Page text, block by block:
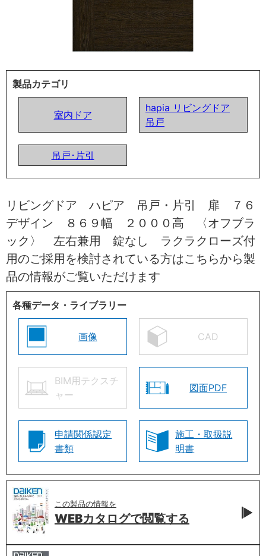
製品カテゴリ
室内ドア
hapia リビングドア
吊戸
吊戸･片引
リビングドア ハピア 吊戸・片引 扉 ７６
デザイン ８６９幅 ２０００高 〈オフブラ
ック〉 左右兼用 錠なし ラクラクローズ付
用のご採用を検討されている方はこちらから製
品の情報がご覧いただけます
各種データ・ライブラリー
画像 CAD
BIM用テクスチ
ャー
図面PDF
申請関係認定
書類
施工・取扱説
明書
この製品の情報を
WEBカタログで閲覧する